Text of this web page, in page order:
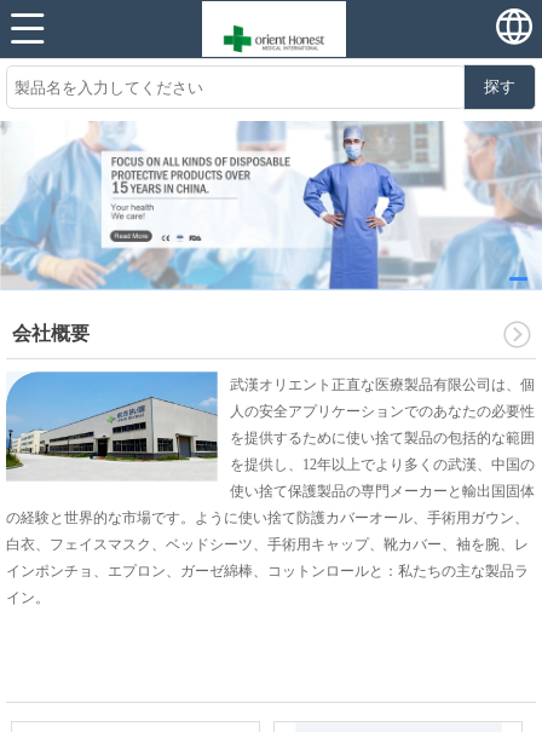
探す
会社概要
武漢オリエント正直な医療製品有限公司は、個
人の安全アプリケーションでのあなたの必要性
を提供するために使い捨て製品の包括的な範囲
を提供し、12年以上でより多くの武漢、中国の
使い捨て保護製品の専門メーカーと輸出国固体
の経験と世界的な市場です。ように使い捨て防護カバーオール、手術用ガウン、
白衣、フェイスマスク、ベッドシーツ、手術用キャップ、靴カバー、袖を腕、レ
インポンチョ、エプロン、ガーゼ綿棒、コットンロールと：私たちの主な製品ラ
イン。